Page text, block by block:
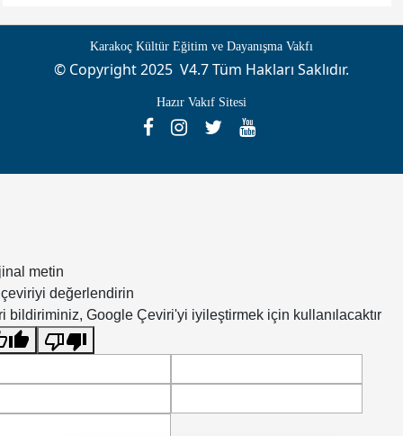
Karakoç Kültür Eğitim ve Dayanışma Vakfı
© Copyright 2025 V4.7 Tüm Hakları Saklıdır.
Hazır Vakıf Sitesi
metin
değerlendirin
bildiriminiz, Google Çeviri'yi iyileştirmek için kullanılacaktır